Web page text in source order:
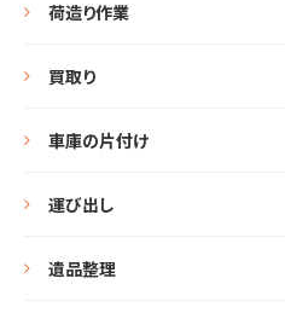
荷造り作業
買取り
車庫の片付け
運び出し
遺品整理